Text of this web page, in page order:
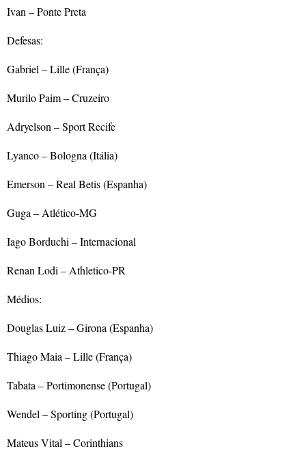
Ivan – Ponte Preta
Defesas:
Gabriel – Lille (França)
Murilo Paim – Cruzeiro
Adryelson – Sport Recife
Lyanco – Bologna (Itália)
Emerson – Real Betis (Espanha)
Guga – Atlético-MG
Iago Borduchi – Internacional
Renan Lodi – Athletico-PR
Médios:
Douglas Luiz – Girona (Espanha)
Thiago Maia – Lille (França)
Tabata – Portimonense (Portugal)
Wendel – Sporting (Portugal)
Mateus Vital – Corinthians